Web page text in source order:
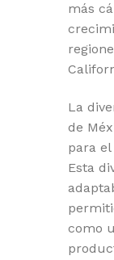
más
La
de
para
Esta
como